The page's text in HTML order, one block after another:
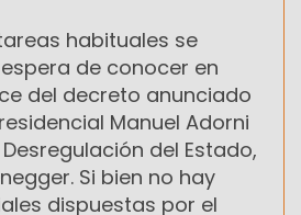
habituales se
de conocer en
del decreto anunciado
Manuel Adorni
del Estado,
Si bien no hay
dispuestas por el